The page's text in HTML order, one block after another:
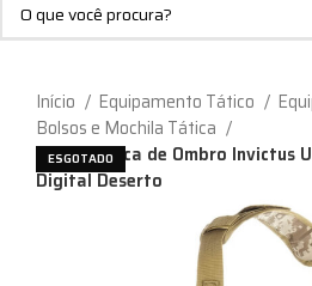
Início Equipamento Tático
Bolsos e Mochila Tática
Bolsa Tática de Ombro Invictus
Digital Deserto
ESGOTADO